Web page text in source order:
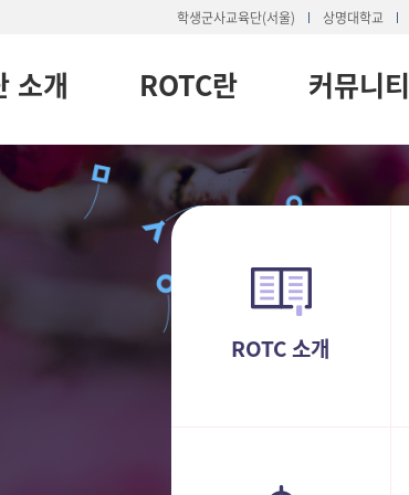
학생군사교육단(서울) 상명대학교
소개 ROTC란 커뮤니티
ROTC 소개